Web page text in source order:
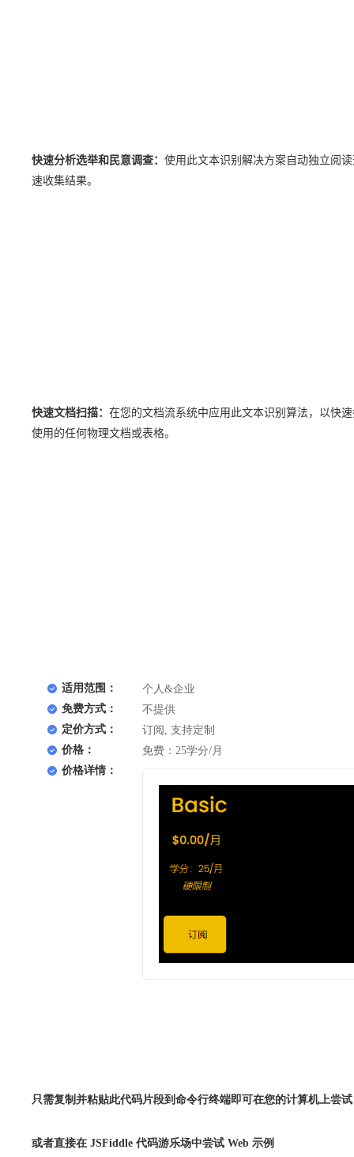
快速分析选举和民意调查： 使用此文本识别解决方案自动独立阅
速收集结果。
快速文档扫描： 在您的文档流系统中应用此文本识别算法，以快
使用的任何物理文档或表格。
适用范围：
个人&企业
免费方式：
不提供
定价方式：
订阅, 支持定制
价格：
免费：25学分/月
价格详情：
只需复制并粘贴此代码片段到命令行终端即可在您的计算机上尝
或者直接在 JSFiddle 代码游乐场中尝试 Web 示例